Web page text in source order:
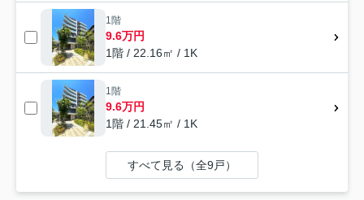
1階
9.6万円
1階 / 22.16㎡ / 1K
1階
9.6万円
1階 / 21.45㎡ / 1K
すべて見る（全9戸）